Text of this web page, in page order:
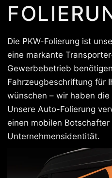
Die PKW-Folierung ist
eine markante
Gewerbebetrieb
Fahrzeugbeschriftung für
wünschen – wir haben
Unsere Auto-Folierung
einen mobilen Botschafter
Unternehmensidentität.